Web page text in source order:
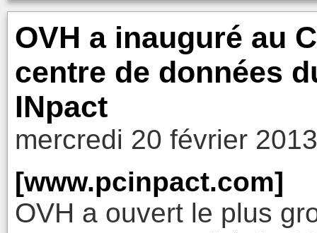
OVH a inauguré au
centre de données
INpact
mercredi 20 février
[www.pcinpact.com]
OVH a ouvert le plus